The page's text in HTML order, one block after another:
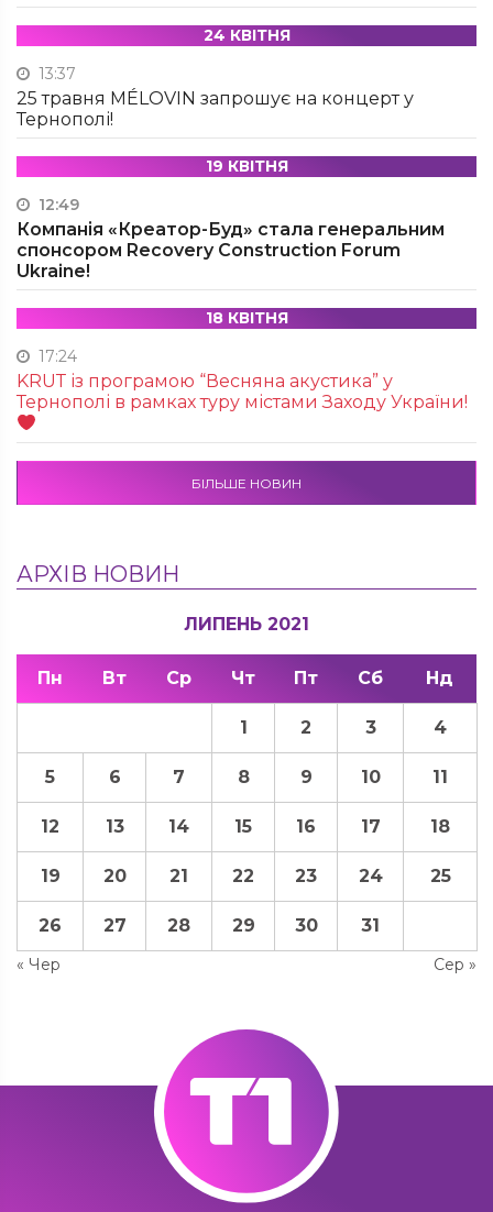
24 КВІТНЯ
13:37
25 травня MÉLOVIN запрошує на концерт у
Тернополі!
19 КВІТНЯ
12:49
Компанія «Креатор-Буд» стала генеральним
спонсором Recovery Construction Forum
Ukraine!
18 КВІТНЯ
17:24
KRUТ із програмою “Весняна акустика” у
Тернополі в рамках туру містами Заходу України!
БІЛЬШЕ НОВИН
АРХІВ НОВИН
ЛИПЕНЬ 2021
Пн Вт Ср Чт Пт Сб Нд
« Чер Сер »
1 2 3 4
5 6 7 8 9 10 11
12 13 14 15 16 17 18
19 20 21 22 23 24 25
26 27 28 29 30 31